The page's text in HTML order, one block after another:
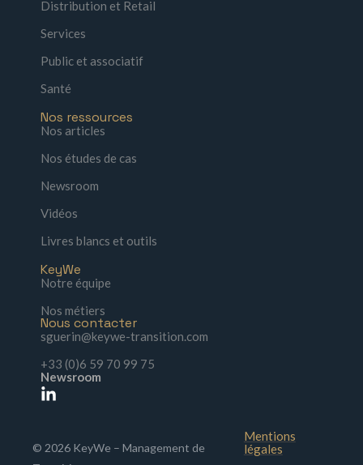
Distribution et Retail
Services
Public et associatif
Santé
Nos ressources
Nos articles
Nos études de cas
Newsroom
Vidéos
Livres blancs et outils
KeyWe
Notre équipe
Nos métiers
Nous contacter
sguerin@keywe-transition.com
+33 (0)6 59 70 99 75
Newsroom
© 2026 KeyWe – Management de
Mentions
légales